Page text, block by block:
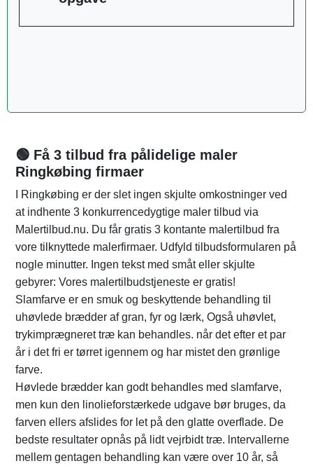
🟢 Få 3 tilbud fra pålidelige maler
Ringkøbing firmaer
I Ringkøbing er der slet ingen skjulte omkostninger ved
at indhente 3 konkurrencedygtige maler tilbud via
Malertilbud.nu. Du får gratis 3 kontante malertilbud fra
vore tilknyttede malerfirmaer. Udfyld tilbudsformularen på
nogle minutter. Ingen tekst med småt eller skjulte
gebyrer: Vores malertilbudstjeneste er gratis!
Slamfarve er en smuk og beskyttende behandling til
uhøvlede brædder af gran, fyr og lærk, Også uhøvlet,
trykimprægneret træ kan behandles. når det efter et par
år i det fri er tørret igennem og har mistet den grønlige
farve.
Høvlede brædder kan godt behandles med slamfarve,
men kun den linolieforstærkede udgave bør bruges, da
farven ellers afslides for let på den glatte overflade. De
bedste resultater opnås på lidt vejrbidt træ. lntervallerne
mellem gentagen behandling kan være over 10 år, så